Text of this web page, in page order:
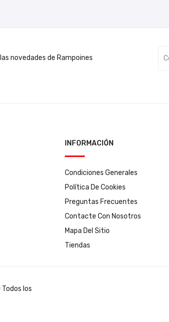
novedades de Rampoines
INFORMACIÓN
Condiciones Generales
Política De Cookies
Preguntas Frecuentes
Contacte Con Nosotros
Mapa Del Sitio
Tiendas
Todos los